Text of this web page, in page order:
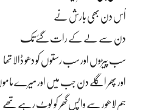
اُس دن بھی بارش نے
دن سے لے کے رات گئے تک
سب پیڑوں اور سب رستوں کو دھو ڈالا تھا
اور پھر اگلے دن جب میں اور میرے ماموں
ہم لاھور سے واپس گھر کو لوٹ رہے تھے